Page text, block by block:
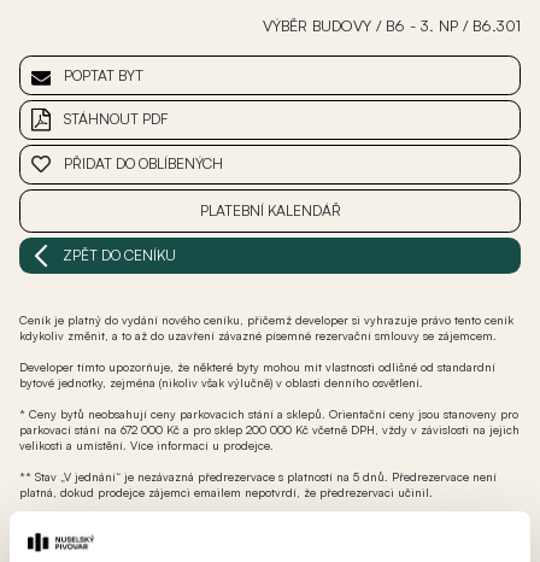
VÝBĚR BUDOVY / B6 - 3. NP / B6.301
POPTAT BYT
STÁHNOUT PDF
PŘIDAT DO OBLÍBENÝCH
PLATEBNÍ KALENDÁŘ
ZPĚT DO CENÍKU
Ceník je platný do vydání nového ceníku, přičemž developer si vyhrazuje právo tento ceník
kdykoliv změnit, a to až do uzavření závazné písemné rezervační smlouvy se zájemcem.
Developer tímto upozorňuje, že některé byty mohou mít vlastnosti odlišné od standardní
bytové jednotky, zejména (nikoliv však výlučně) v oblasti denního osvětlení.
* Ceny bytů neobsahují ceny parkovacích stání a sklepů. Orientační ceny jsou stanoveny pro
parkovací stání na 672 000 Kč a pro sklep 200 000 Kč včetně DPH, vždy v závislosti na jejich
velikosti a umístění. Více informací u prodejce.
** Stav „V jednání“ je nezávazná předrezervace s platností na 5 dnů. Předrezervace není
platná, dokud prodejce zájemci emailem nepotvrdí, že předrezervaci učinil.
možností odpočtu DPH).